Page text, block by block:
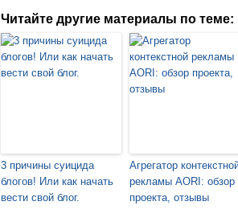
Читайте другие материалы по теме:
3 причины суицида
блогов! Или как начать
вести свой блог.
Агрегатор
рекламы AORI: обзор
проекта, отзывы